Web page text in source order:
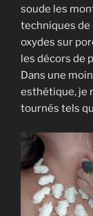
soude les
techniques de
oxydes sur
les décors de
Dans une
esthétique, je
tournés tels